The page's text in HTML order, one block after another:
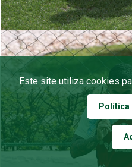
Este site utiliza cookies
Política